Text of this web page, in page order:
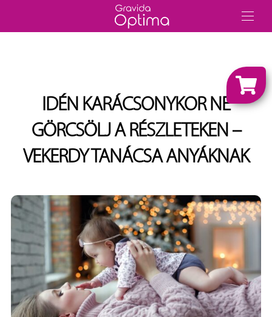
IDÉN KARÁCSONYKOR NE
GÖRCSÖLJ A RÉSZLETEKEN –
VEKERDY TANÁCSA ANYÁKNAK